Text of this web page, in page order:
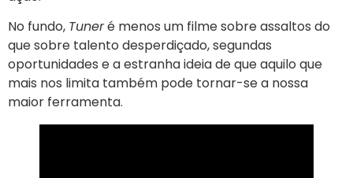
No fundo, Tuneré menos um filme sobre assaltos do
que sobre talento desperdiçado, segundas
oportunidades e a estranha ideia de que aquilo que
mais nos limita também pode tornar-se a nossa
maior ferramenta.